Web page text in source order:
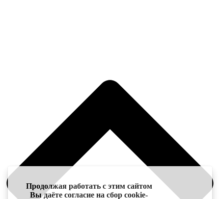
Продолжая работать с этим сайтом
Вы даёте согласие на сбор cookie-